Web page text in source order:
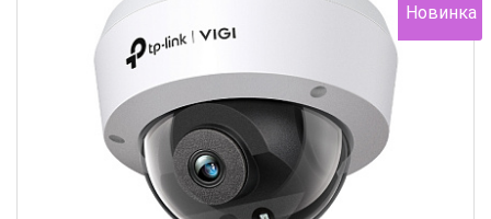
Новинка